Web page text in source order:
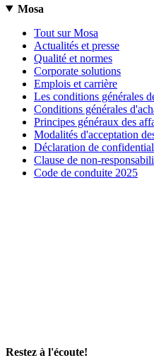
Mosa
Tout sur Mosa
Actualités et presse
Qualité et normes
Corporate solutions
Emplois et carrière
Les conditions générales
Conditions générales
Principes généraux des
Modalités d'acceptation
Déclaration de
Clause de non-
Code de conduite 2025
Restez à l'écoute!